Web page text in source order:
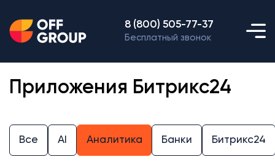
8 (800) 505-77-37
Бесплатный звонок
Приложения Битрикс24
Все AI Аналитика Банки Битрикс24